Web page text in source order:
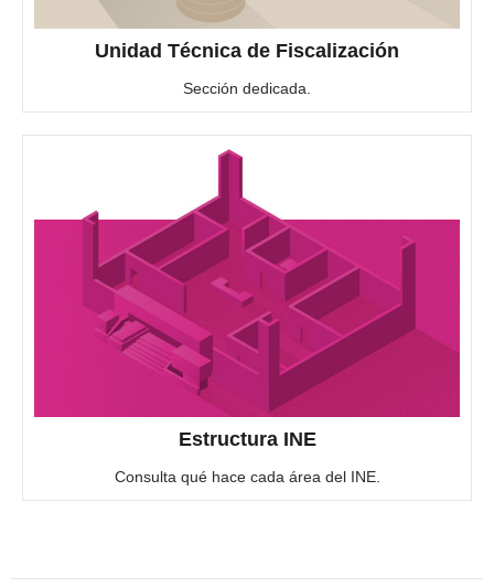
Unidad Técnica de Fiscalización
Sección dedicada.
Estructura INE
Consulta qué hace cada área del INE.